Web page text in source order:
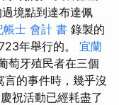
境點到達布達佩
帳士 會計 書 錄製的
年舉行的。 宜蘭
萄牙殖民者在三個
的事件時，幾乎沒
祝活動已經耗盡了